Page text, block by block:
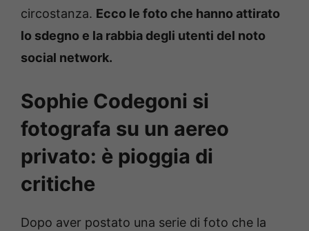
circostanza. Ecco le foto che hanno attirato
lo sdegno e la rabbia degli utenti del noto
social network.
Sophie Codegoni si
fotografa su un aereo
privato: è pioggia di
critiche
Dopo aver postato una serie di foto che la